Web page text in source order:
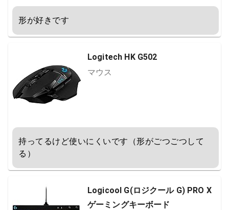
形が好きです
Logitech HK G502
マウス
持ってるけど使いにくいです（形がごつごつして
る）
Logicool G(ロジクール G) PRO X
ゲーミングキーボード